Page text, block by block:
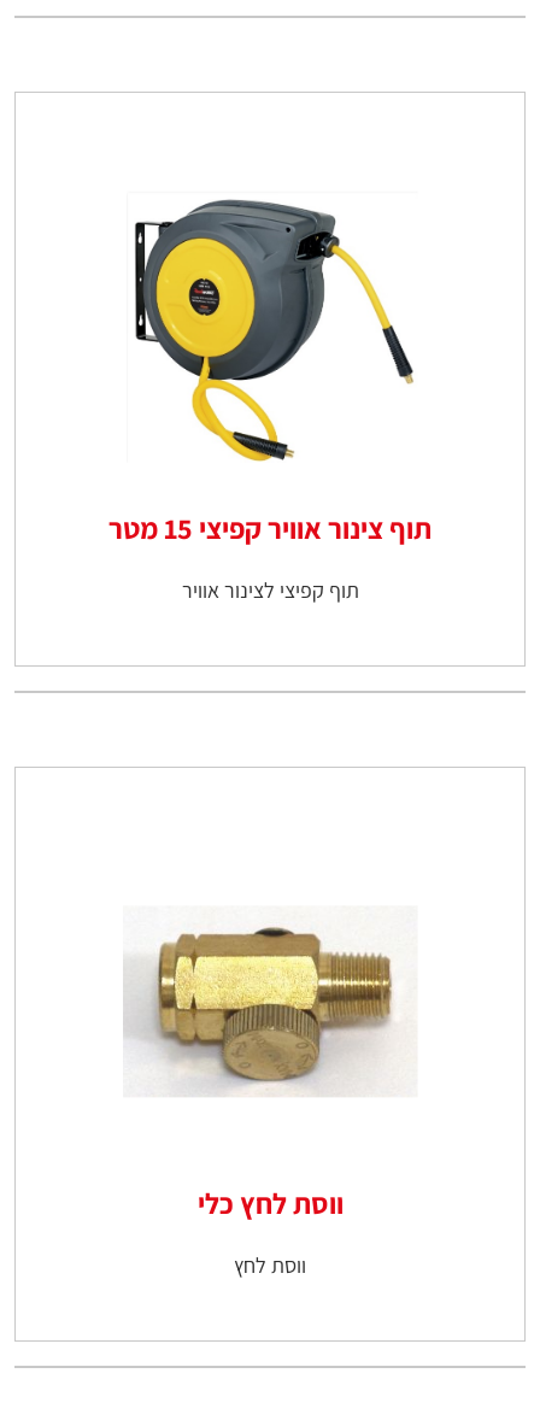
תוף צינור אוויר קפיצי 15 מטר
תוף קפיצי לצינור אוויר
ווסת לחץ כלי
ווסת לחץ